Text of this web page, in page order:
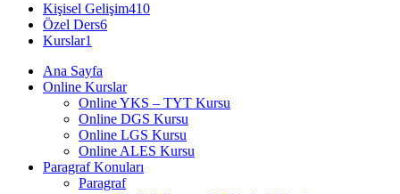
Kişisel Gelişim410
Özel Ders6
Kurslar1
Ana Sayfa
Online Kurslar
Online YKS – TYT Kursu
Online DGS Kursu
Online LGS Kursu
Online ALES Kursu
Paragraf Konuları
Paragraf